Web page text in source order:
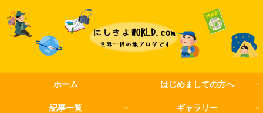
ホーム はじめましての方へ
記事一覧 ギャラリー